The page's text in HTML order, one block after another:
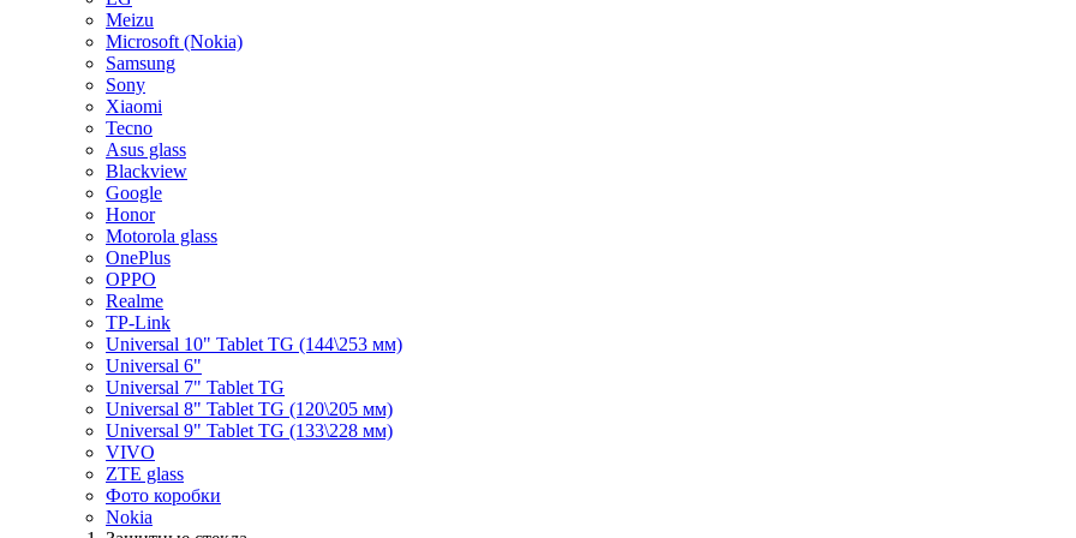
Meizu
Microsoft (Nokia)
Samsung
Sony
Xiaomi
Tecno
Asus glass
Blackview
Google
Honor
Motorola glass
OnePlus
OPPO
Realme
TP-Link
Universal 10" Tablet TG (144\253 мм)
Universal 6"
Universal 7" Tablet TG
Universal 8" Tablet TG (120\205 мм)
Universal 9" Tablet TG (133\228 мм)
VIVO
ZTE glass
Фото коробки
Nokia